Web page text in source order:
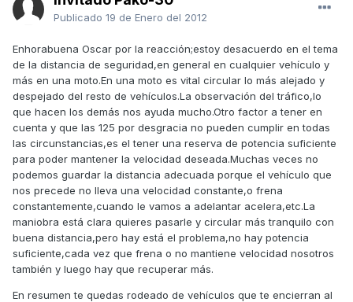
Publicado 19 de Enero del 2012
Enhorabuena Oscar por la reacción;estoy desacuerdo en el tema
de la distancia de seguridad,en general en cualquier vehículo y
más en una moto.En una moto es vital circular lo más alejado y
despejado del resto de vehículos.La observación del tráfico,lo
que hacen los demás nos ayuda mucho.Otro factor a tener en
cuenta y que las 125 por desgracia no pueden cumplir en todas
las circunstancias,es el tener una reserva de potencia suficiente
para poder mantener la velocidad deseada.Muchas veces no
podemos guardar la distancia adecuada porque el vehículo que
nos precede no lleva una velocidad constante,o frena
constantemente,cuando le vamos a adelantar acelera,etc.La
maniobra está clara quieres pasarle y circular más tranquilo con
buena distancia,pero hay está el problema,no hay potencia
suficiente,cada vez que frena o no mantiene velocidad nosotros
también y luego hay que recuperar más.
En resumen te quedas rodeado de vehículos que te encierran al